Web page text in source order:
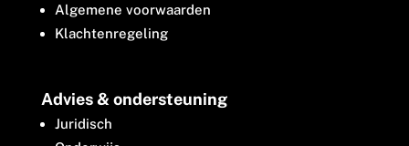
Algemene voorwaarden
Klachtenregeling
Advies & ondersteuning
Juridisch